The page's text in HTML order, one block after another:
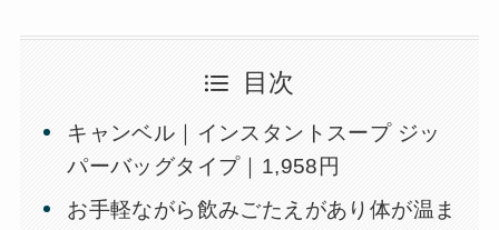
目次
キャンベル｜インスタントスープ ジッ
パーバッグタイプ｜1,958円
お手軽ながら飲みごたえがあり体が温ま